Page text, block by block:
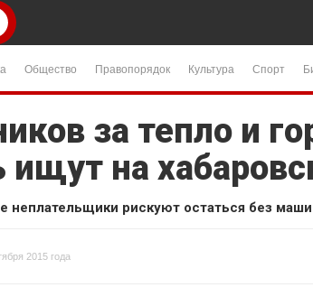
Общество Правопорядок Культура Спорт
за тепло и
ищут на
неплательщики рискуют остаться без
2015 года